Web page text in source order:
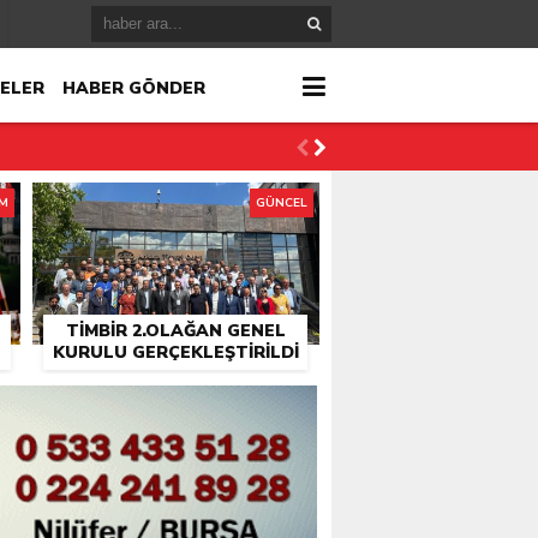
HABER GÖNDER
TİMBİR 2.OLAĞAN GENEL
KURULU GERÇEKLEŞTIRILDI
GÜNCEL